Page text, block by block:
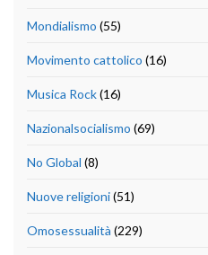
Mondialismo (55)
Movimento cattolico (16)
Musica Rock(16)
Nazionalsocialismo (69)
No Global (8)
Nuove religioni(51)
Omosessualità (229)